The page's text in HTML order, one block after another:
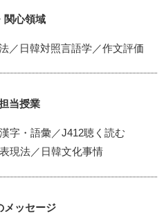
関心領域
／日韓対照言語学／作文評価
当授業
字・語彙／J412聴く読む
現法／日韓文化事情
メッセージ